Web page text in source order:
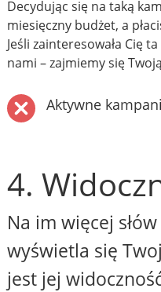
Decydując się na taką
miesięczny budżet, a
Jeśli zainteresowała Cię
nami – zajmiemy się
Aktywne
4.
Na im więcej
wyświetla się
jest jej